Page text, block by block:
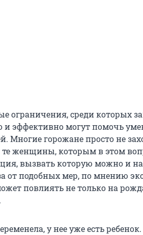
ограничения, среди которых
и эффективно могут помочь
Многие горожане просто не
те женщины, которым в этом
вызвать которую можно и
от подобных мер, по мнению
повлиять не только на
у нее уже есть